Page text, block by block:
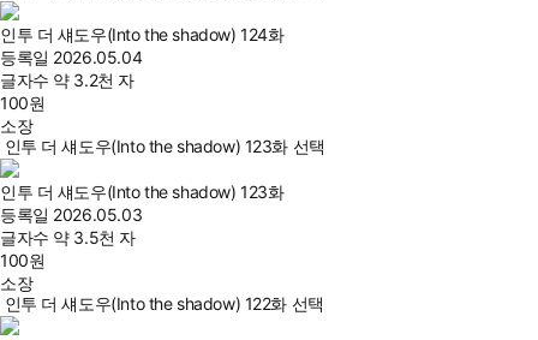
인투 더 섀도우(Into the shadow) 124화
등록일 2026.05.04
글자수 약 3.2천 자
100원
소장
인투 더 섀도우(Into the shadow) 123화 선택
인투 더 섀도우(Into the shadow) 123화
등록일 2026.05.03
글자수 약 3.5천 자
100원
소장
인투 더 섀도우(Into the shadow) 122화 선택